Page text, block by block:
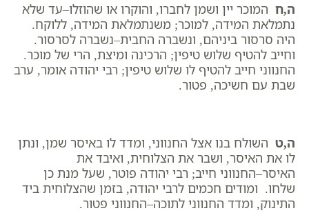
ה,ח המוכר יין ושמן לחברו, והוקרו או שהוזלו–עד שלא
נתמלאת המידה, למוכר; משנתמלאת המידה, ללוקח.
היה סרסור ביניהם, ונשברה החבית–נשברה לסרסור.
וחייב להטיף שלוש טיפין; הרכינה ומיצת, הרי של מוכר.
החנווני חייב להטיף לו שלוש טיפין; רבי יהודה אומר, ערב
שבת עם חשיכה, פטור.
ה,ט השולח בנו אצל החנווני, ומדד לו באיסר שמן, ונתן
לו את האיסר, ושבר את הצלוחית, ואיבד את
האיסר–החנווני חייב; רבי יהודה פוטר, שעל מנת כן
שלחו. ומודים חכמים לרבי יהודה, בזמן שהצלוחית ביד
התינוק, ומדד החנווני לתוכה–החנווני פטור.